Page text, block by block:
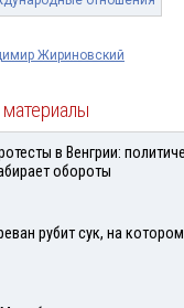
Жириновский
в Венгрии:
обороты
рубит сук, на